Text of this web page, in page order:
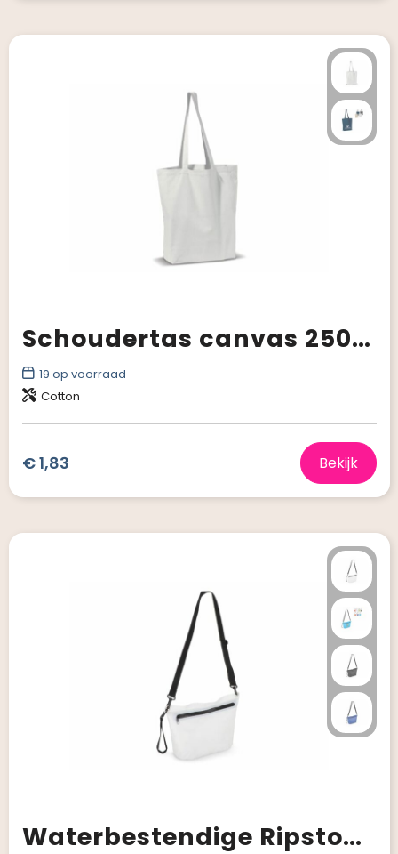
Schoudertas canvas 250g/m² 41x12x43cm
19 op voorraad
Cotton
€ 1,83 Bekijk
Waterbestendige Ripstop Schoudertas 33 x 23 x 13 cm